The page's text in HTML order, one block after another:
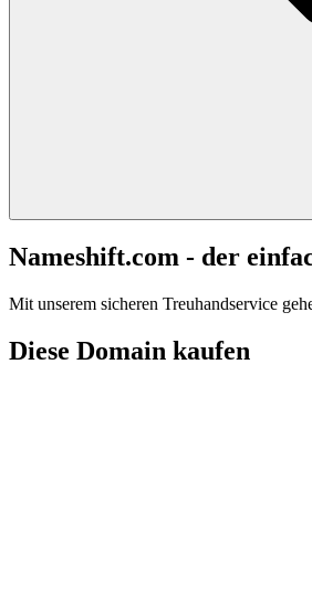
Nameshift.com - der
Mit unserem sicheren Treuhandservice
Diese Domain kaufen